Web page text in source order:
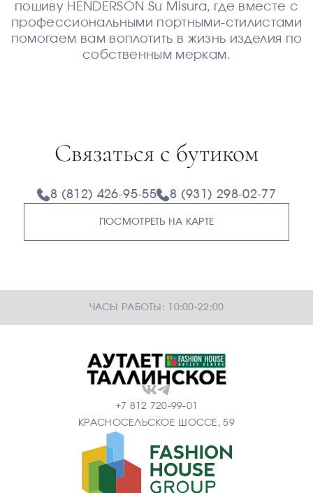
пошиву HENDERSON Su Misura, где вместе с
профессиональными портными-стилистами
помогаем вам воплотить в жизнь изделия по
собственным меркам.
Связаться с бутиком
8 (812) 426-95-55 8 (931) 298-02-77
ПОСМОТРЕТЬ НА КАРТЕ
ЧАСЫ РАБОТЫ: 10:00-22:00
+7 812 720-99-01
КРАСНОСЕЛЬСКОЕ ШОССЕ, 59